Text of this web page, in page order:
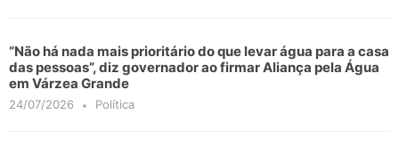
“Não há nada mais prioritário do que levar água para a casa
das pessoas”, diz governador ao firmar Aliança pela Água
em Várzea Grande
24/07/2026 Política